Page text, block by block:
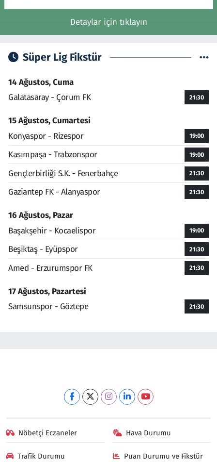
Detaylar için tıklayın
Süper Lig Fikstür
14 Ağustos, Cuma
Galatasaray - Çorum FK
21:30
15 Ağustos, Cumartesi
Konyaspor - Rizespor
19:00
Kasımpaşa - Trabzonspor 19:00
Gençlerbirliği S.K. - Fenerbahçe 21:30
Gaziantep FK - Alanyaspor 21:30
16 Ağustos, Pazar
Başakşehir - Kocaelispor
19:00
Beşiktaş - Eyüpspor 21:30
Amed - Erzurumspor FK 21:30
17 Ağustos, Pazartesi
Samsunspor - Göztepe
21:30
Nöbetçi Eczaneler Hava Durumu
Trafik Durumu Puan Durumu ve Fikstür